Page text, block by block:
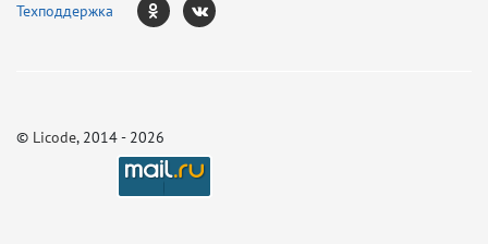
Техподдержка
© Licode, 2014 - 2026